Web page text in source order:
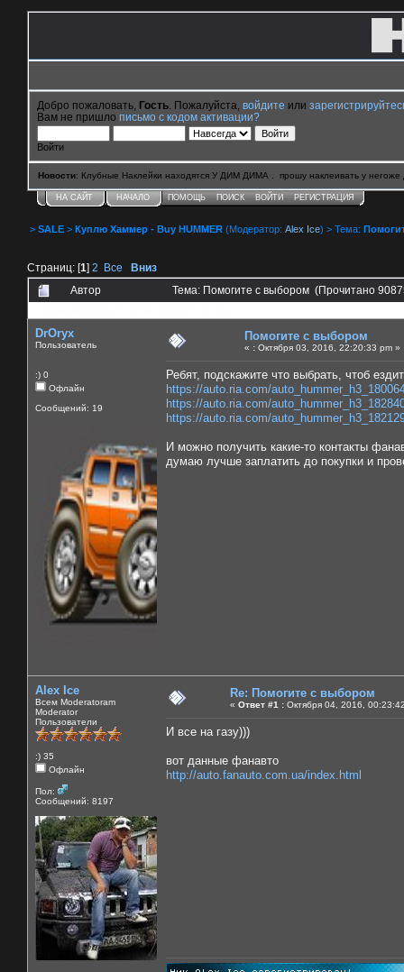
Добро пожаловать, Гость . Пожалуйста, войдите или
Вам не пришло письмо с кодом активации?
Войти
Новости: Клубные Наклейки находятся У ДИМ ДИМА . прошу наклеивать у негоже
НА САЙТ НАЧАЛО ПОМОЩЬ ПОИСК ВОЙТИ РЕГИСТРАЦИЯ
> SALE > Куплю Хаммер - Buy HUMMER (Модератор: Alex Ice) > Тема:
Страниц: [1] 2 Все
Вниз
Автор
Тема: Помогите с выбором (Прочитано
DrOryx
Пользователь
:) 0
Офлайн
Сообщений: 19
Помогите с выбором
« : Октября 03, 2016, 22:20:33 pm »
Ребят, подскажите что выбрать, чтоб
https://auto.ria.com/
https://auto.ria.com/
https://auto.ria.com/
И можно получить какие-то контакты
думаю лучше заплатить до покупки и
Alex Ice
Всем Moderatoram
Moderator
Пользователи
:) 35
Офлайн
Пол:
Сообщений: 8197
Re: Помогите с выбором
« Ответ #1 : Октября 04, 2016,
И все на газу)))
вот данные фанавто
http://auto.fanauto.com.ua/index.html